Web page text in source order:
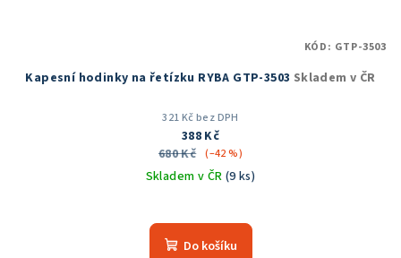
Kapesní hodinky na řetízku RYBA GTP-3503 Skladem v ČR
321 Kč bez DPH
388 Kč
680 Kč (–42 %)
Skladem v ČR (9 ks)
hodnocení
produktu
Do košíku
KÓD: GTP-3503